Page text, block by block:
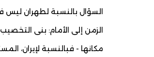
السؤال بالنسبة لطهران
الزمن إلى الأمام: بنى
مكانها - فبالنسبة لإيران،